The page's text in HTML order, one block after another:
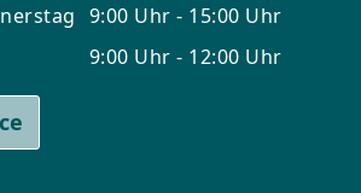
9:00 Uhr - 15:00 Uhr
9:00 Uhr - 12:00 Uhr